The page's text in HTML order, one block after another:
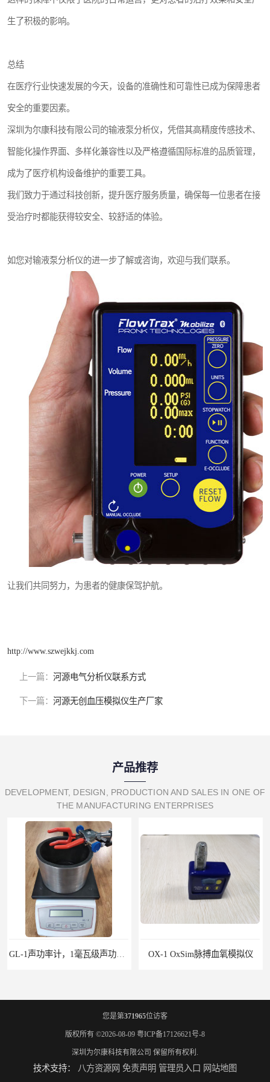
生了积极的影响。
总结
在医疗行业快速发展的今天，设备的准确性和可靠性已成为保障患者
安全的重要因素。
深圳为尔康科技有限公司的输液泵分析仪，凭借其高精度传感技术、
智能化操作界面、多样化兼容性以及严格遵循国际标准的品质管理，
成为了医疗机构设备维护的重要工具。
我们致力于通过科技创新，提升医疗服务质量，确保每一位患者在接
受治疗时都能获得较安全、较舒适的体验。
如您对输液泵分析仪的进一步了解或咨询，欢迎与我们联系。
让我们共同努力，为患者的健康保驾护航。
http://www.szwejkkj.com
上一篇： 河源电气分析仪联系方式
下一篇： 河源无创血压模拟仪生产厂家
产品推荐
DEVELOPMENT, DESIGN, PRODUCTION AND SALES IN ONE OF
THE MANUFACTURING ENTERPRISES
OX-1 OxSim脉搏血氧模拟仪 Accu-Gold Touch X射线检测仪
您是第371965位访客
版权所有 ©2026-08-09 粤ICP备17126621号-8
深圳为尔康科技有限公司 保留所有权利.
技术支持： 八方资源网 免责声明 管理员入口 网站地图